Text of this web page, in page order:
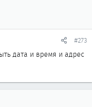
#273
дата и время и адрес